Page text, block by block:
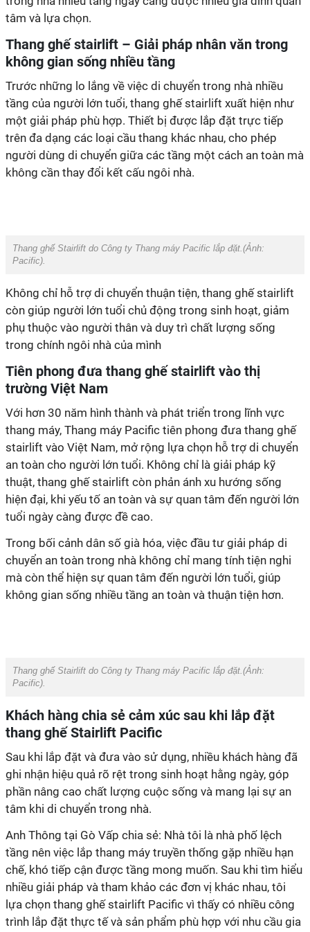
tâm và lựa chọn.
Thang ghế stairlift – Giải pháp nhân văn trong
không gian sống nhiều tầng
Trước những lo lắng về việc di chuyển trong nhà nhiều
tầng của người lớn tuổi, thang ghế stairlift xuất hiện như
một giải pháp phù hợp. Thiết bị được lắp đặt trực tiếp
trên đa dạng các loại cầu thang khác nhau, cho phép
người dùng di chuyển giữa các tầng một cách an toàn mà
không cần thay đổi kết cấu ngôi nhà.
Thang ghế Stairlift do Công ty Thang máy Pacific lắp đặt.(Ảnh:
Pacific).
Không chỉ hỗ trợ di chuyển thuận tiện, thang ghế stairlift
còn giúp người lớn tuổi chủ động trong sinh hoạt, giảm
phụ thuộc vào người thân và duy trì chất lượng sống
trong chính ngôi nhà của mình
Tiên phong đưa thang ghế stairlift vào thị
trường Việt Nam
Với hơn 30 năm hình thành và phát triển trong lĩnh vực
thang máy, Thang máy Pacific tiên phong đưa thang ghế
stairlift vào Việt Nam, mở rộng lựa chọn hỗ trợ di chuyển
an toàn cho người lớn tuổi. Không chỉ là giải pháp kỹ
thuật, thang ghế stairlift còn phản ánh xu hướng sống
hiện đại, khi yếu tố an toàn và sự quan tâm đến người lớn
tuổi ngày càng được đề cao.
Trong bối cảnh dân số già hóa, việc đầu tư giải pháp di
chuyển an toàn trong nhà không chỉ mang tính tiện nghi
mà còn thể hiện sự quan tâm đến người lớn tuổi, giúp
không gian sống nhiều tầng an toàn và thuận tiện hơn.
Thang ghế Stairlift do Công ty Thang máy Pacific lắp đặt.(Ảnh:
Pacific).
Khách hàng chia sẻ cảm xúc sau khi lắp đặt
thang ghế Stairlift Pacific
Sau khi lắp đặt và đưa vào sử dụng, nhiều khách hàng đã
ghi nhận hiệu quả rõ rệt trong sinh hoạt hằng ngày, góp
phần nâng cao chất lượng cuộc sống và mang lại sự an
tâm khi di chuyển trong nhà.
Anh Thông tại Gò Vấp chia sẻ: Nhà tôi là nhà phố lệch
tầng nên việc lắp thang máy truyền thống gặp nhiều hạn
chế, khó tiếp cận được tầng mong muốn. Sau khi tìm hiểu
nhiều giải pháp và tham khảo các đơn vị khác nhau, tôi
lựa chọn thang ghế stairlift Pacific vì thấy có nhiều công
trình lắp đặt thực tế và sản phẩm phù hợp với nhu cầu gia